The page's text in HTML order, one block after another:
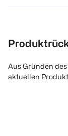
Aus Gründen
aktuellen